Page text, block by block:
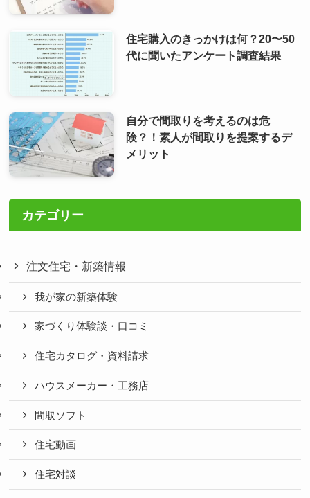
住宅購入のきっかけは何？20〜50
代に聞いたアンケート調査結果
自分で間取りを考えるのは危
険？！素人が間取りを提案するデ
メリット
カテゴリー
注文住宅・新築情報
我が家の新築体験
家づくり体験談・口コミ
住宅カタログ・資料請求
ハウスメーカー・工務店
間取ソフト
住宅動画
住宅対談